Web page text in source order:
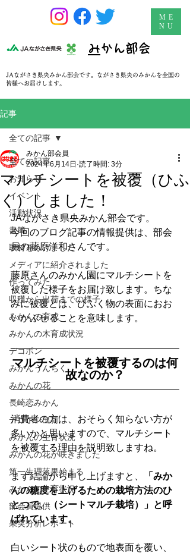
​みかん部会
ME
NU
JAながさき県央みかん部会です。ながさき県央のみかんを全国の
皆様へお届けします。
記事
全ての記事
お知らせ
イベント
活動状況
書簡
取材をうけました
メディアに紹介されました
作ってみた
収穫から出荷までの様子
みかんの育成
みかんの木育成状況
デコポン
みかんうんちく
みかんの花
長崎恋みかん
デコポン出荷
みかんの生育状況
みかんの花が咲きました
第一生理落果始まる
みかんの生育状況
部会員提供
果実分析レポート
全ての記事
マルチシートを被覆（ひふ
く）しました！
みかん部会員
2024年6月14日 読了時間: 3分
JAながさき県央みかん部会です。
今回のブログ記事の情報提供は、部会
員の藤原洋和さんです。
藤原さんのみかん園にマルチシートを
被覆した様子をお届け致します。ちな
みに被覆とは、ひふく物の表面におお
いかぶせることを意味します。
マルチシートを被覆するのは何
故なのか？
消費者の方は、おそらく知らない方が
多いかと思いますので、マルチシート
を被覆する理由を説明致しますね。
まず結論から申し上げますと、
「みか
んの糖度を上げるための栽培方法のひ
とつで、（シートマルチ栽培）」と呼
ばれています。
白いシート状のもので地表面を覆い、